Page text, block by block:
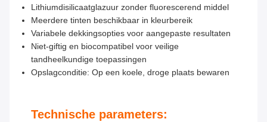
Lithiumdisilicaatglazuur zonder fluorescerend middel
Meerdere tinten beschikbaar in kleurbereik
Variabele dekkingsopties voor aangepaste resultaten
Niet-giftig en biocompatibel voor veilige
tandheelkundige toepassingen
Opslagconditie: Op een koele, droge plaats bewaren
Technische parameters: